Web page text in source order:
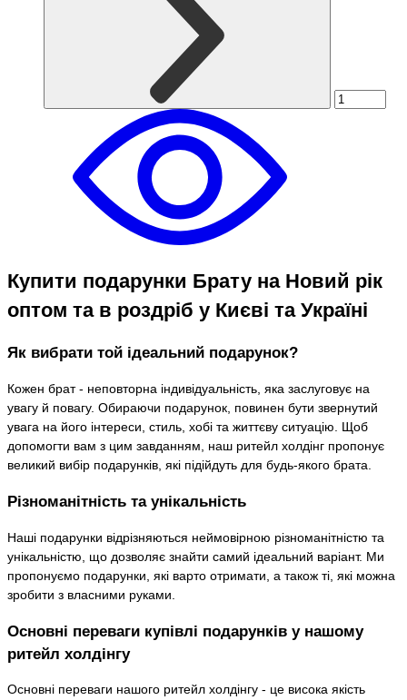
Купити подарунки Брату на Новий рік
оптом та в роздріб у Києві та Україні
Як вибрати той ідеальний подарунок?
Кожен брат - неповторна індивідуальність, яка заслуговує на
увагу й повагу. Обираючи подарунок, повинен бути звернутий
увага на його інтереси, стиль, хобі та життєву ситуацію. Щоб
допомогти вам з цим завданням, наш ритейл холдінг пропонує
великий вибір подарунків, які підійдуть для будь-якого брата.
Різноманітність та унікальність
Наші подарунки відрізняються неймовірною різноманітністю та
унікальністю, що дозволяє знайти самий ідеальний варіант. Ми
пропонуємо подарунки, які варто отримати, а також ті, які можна
зробити з власними руками.
Основні переваги купівлі подарунків у нашому
ритейл холдінгу
Основні переваги нашого ритейл холдінгу - це висока якість